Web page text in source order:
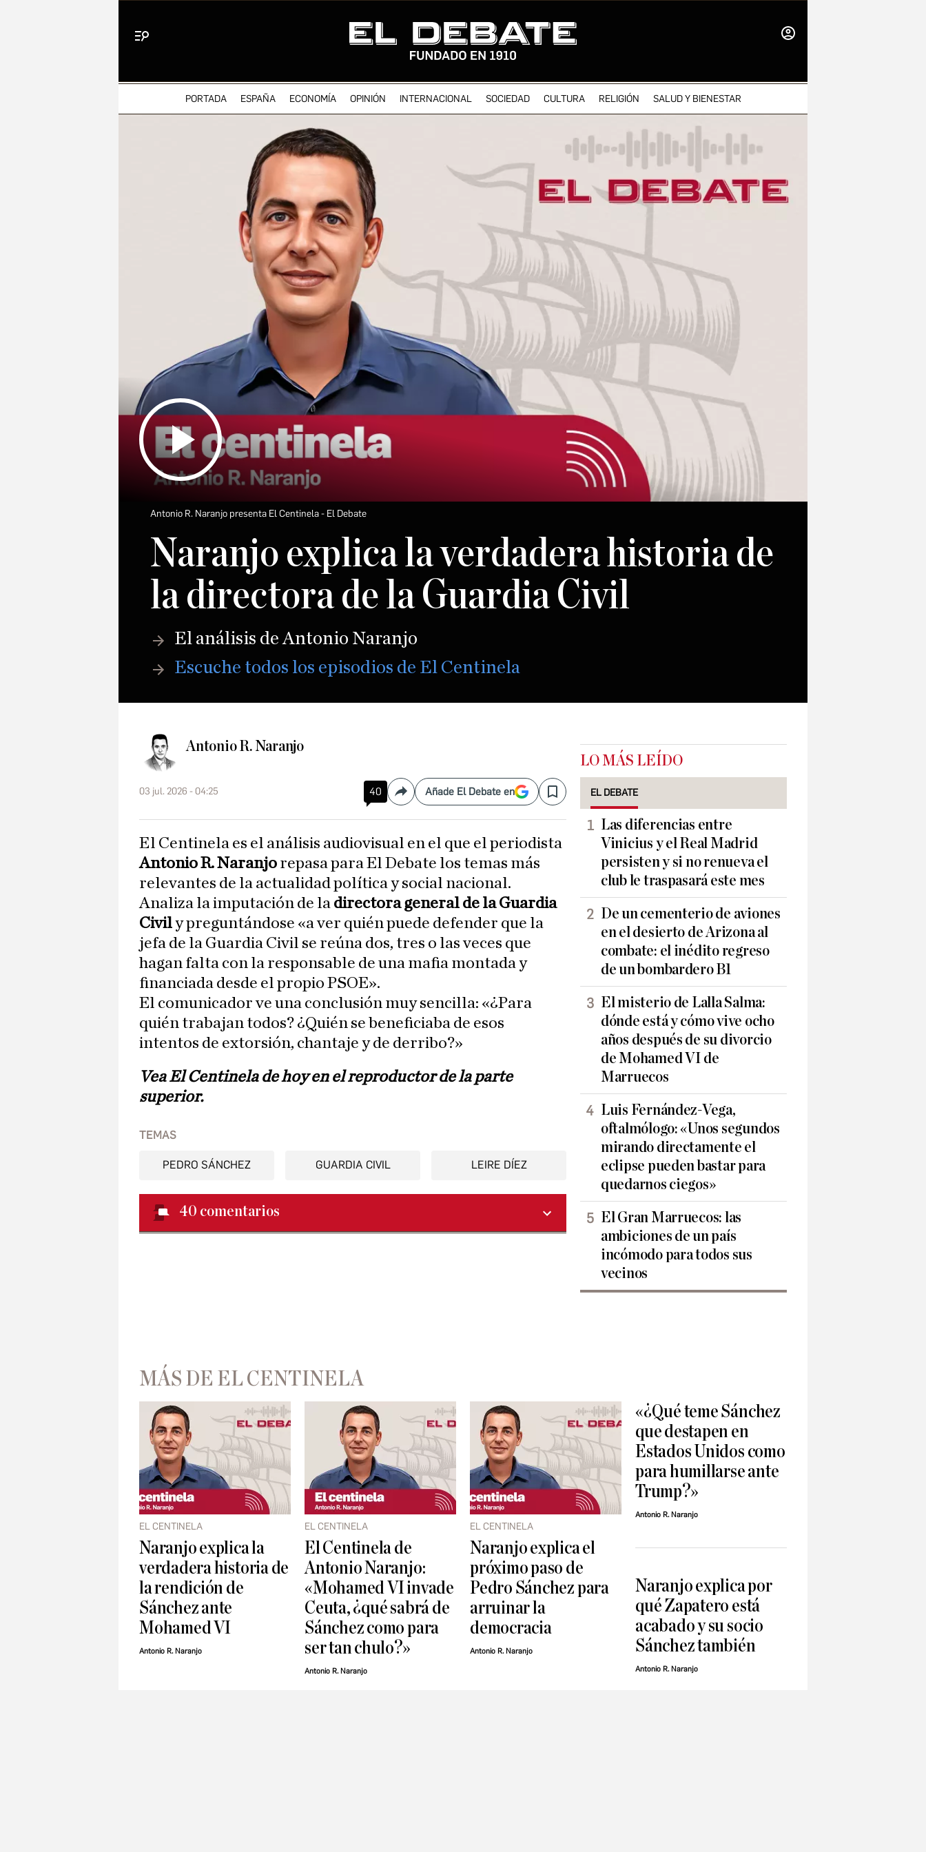
PORTADA ESPAÑA ECONOMÍA OPINIÓN INTERNACIONAL SOCIEDAD CULTURA RELIGIÓN SALUD Y BIENESTAR
Antonio R. Naranjo presenta El Centinela - El Debate
Naranjo explica la verdadera historia de
la directora de la Guardia Civil
El análisis de Antonio Naranjo
Escuche todos los episodios de El Centinela
Antonio R. Naranjo
03 jul. 2026 - 04:25 40 CompartirAñade El Debate en Save
El Centinela es el análisis audiovisual en el que el periodista
Antonio R. Naranjo repasa para El Debate los temas más
relevantes de la actualidad política y social nacional.
Analiza la imputación de la directora general de la Guardia
Civily preguntándose «a ver quién puede defender que la
jefa de la Guardia Civil se reúna dos, tres o las veces que
hagan falta con la responsable de una mafia montada y
financiada desde el propio PSOE».
El comunicador ve una conclusión muy sencilla: «¿Para
quién trabajan todos? ¿Quién se beneficiaba de esos
intentos de extorsión, chantaje y de derribo?»
Vea El Centinela de hoy en el reproductor de la parte
superior.
TEMAS
PEDRO SÁNCHEZ GUARDIA CIVIL LEIRE DÍEZ
40 comentarios
LO MÁS LEÍDO
EL DEBATE
Las diferencias entre
Vinicius y el Real Madrid
persisten y si no renueva el
club le traspasará este mes
De un cementerio de aviones
en el desierto de Arizona al
combate: el inédito regreso
de un bombardero B1
El misterio de Lalla Salma:
dónde está y cómo vive ocho
años después de su divorcio
de Mohamed VI de
Marruecos
Luis Fernández-Vega,
oftalmólogo: «Unos segundos
mirando directamente el
eclipse pueden bastar para
quedarnos ciegos»
El Gran Marruecos: las
ambiciones de un país
incómodo para todos sus
vecinos
MÁS DE EL CENTINELA
EL CENTINELA
Naranjo explica la
verdadera historia de
la rendición de
Sánchez ante
Mohamed VI
Antonio R. Naranjo
EL CENTINELA
El Centinela de
Antonio Naranjo:
«Mohamed VI invade
Ceuta, ¿qué sabrá de
Sánchez como para
ser tan chulo?»
Antonio R. Naranjo
EL CENTINELA
Naranjo explica el
próximo paso de
Pedro Sánchez para
arruinar la
democracia
Antonio R. Naranjo
«¿Qué teme Sánchez
que destapen en
Estados Unidos como
para humillarse ante
Trump?»
Antonio R. Naranjo
Naranjo explica por
qué Zapatero está
acabado y su socio
Sánchez también
Antonio R. Naranjo